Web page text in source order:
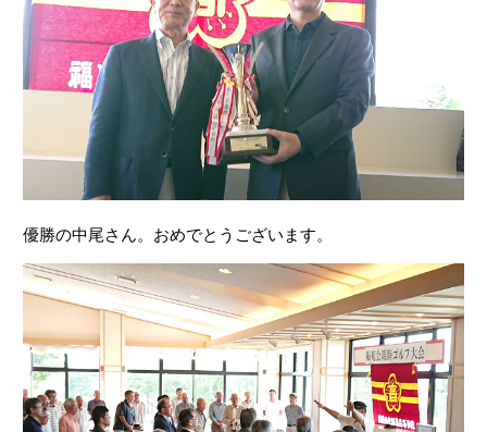
優勝の中尾さん。おめでとうございます。